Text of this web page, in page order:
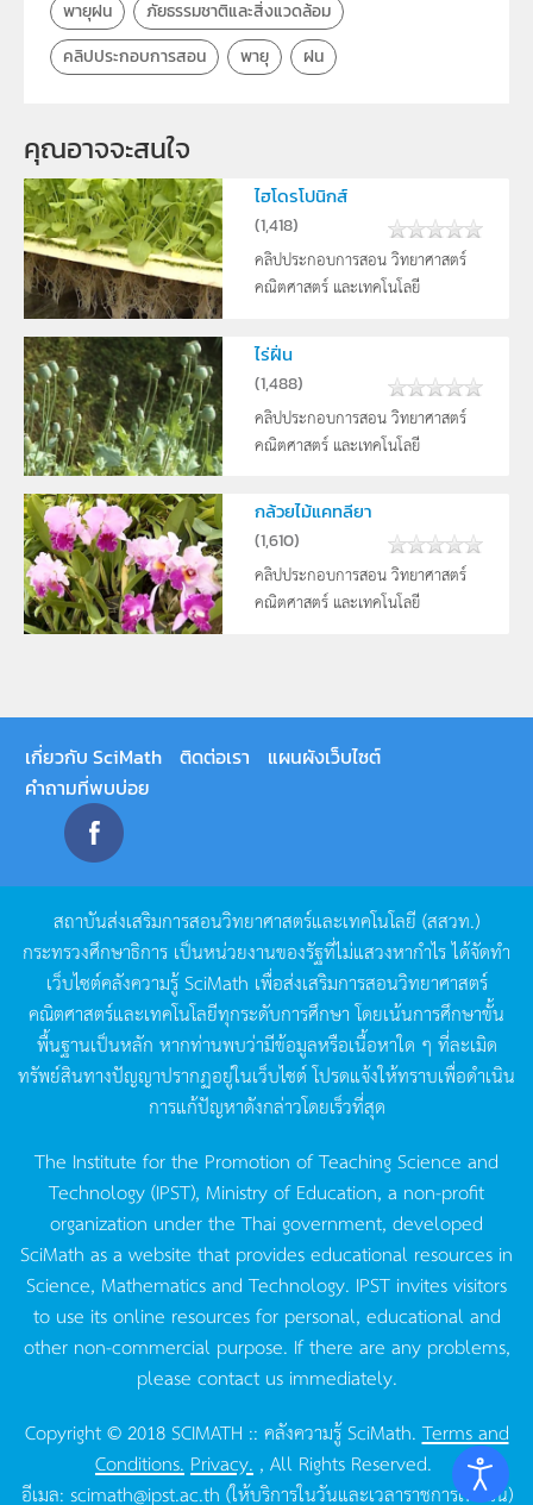
พายุฝน
ภัยธรรมชาติและสิ่งแวดล้อม
คลิปประกอบการสอน
พายุ ฝน
คุณอาจจะสนใจ
ไฮโดรโปนิกส์
(1,418)
คลิปประกอบการสอน วิทยาศาสตร์
คณิตศาสตร์ และเทคโนโลยี
ไร่ฝิ่น
(1,488)
คลิปประกอบการสอน วิทยาศาสตร์
คณิตศาสตร์ และเทคโนโลยี
กล้วยไม้แคทลียา
(1,610)
คลิปประกอบการสอน วิทยาศาสตร์
คณิตศาสตร์ และเทคโนโลยี
เกี่ยวกับ SciMath ติดต่อเรา
แผนผังเว็บไซต์
คำถามที่พบบ่อย
สถาบันส่งเสริมการสอนวิทยาศาสตร์และเทคโนโลยี (สสวท.)
กระทรวงศึกษาธิการ เป็นหน่วยงานของรัฐที่ไม่แสวงหากำไรได้จัดทำ
เว็บไซต์คลังความรู้SciMath เพื่อส่งเสริมการสอนวิทยาศาสตร์
คณิตศาสตร์และเทคโนโลยีทุกระดับการศึกษา โดยเน้นการศึกษาขั้น
พื้นฐานเป็นหลัก หากท่านพบว่ามีข้อมูลหรือเนื้อหาใด ๆ ที่ละเมิด
ทรัพย์สินทางปัญญาปรากฏอยู่ในเว็บไซต์โปรดแจ้งให้ทราบเพื่อดำเนิน
การแก้ปัญหาดังกล่าวโดยเร็วที่สุด
The Institute for the Promotion of Teaching Science and
Technology (IPST), Ministry of Education, a non-profit
organization under the Thai government, developed
SciMath as a website that provides educational resources in
Science, Mathematics and Technology. IPST invites visitors
to use its online resources for personal, educational and
other non-commercial purpose. If there are any problems,
please contact us immediately.
Copyright © 2018 SCIMATH :: คลังความรู้ SciMath.Terms and
Conditions. Privacy. , All Rights Reserved.
อีเมล: scimath@ipst.ac.th (ให้บริการในวันและเวลาราชการเท่านั้น)